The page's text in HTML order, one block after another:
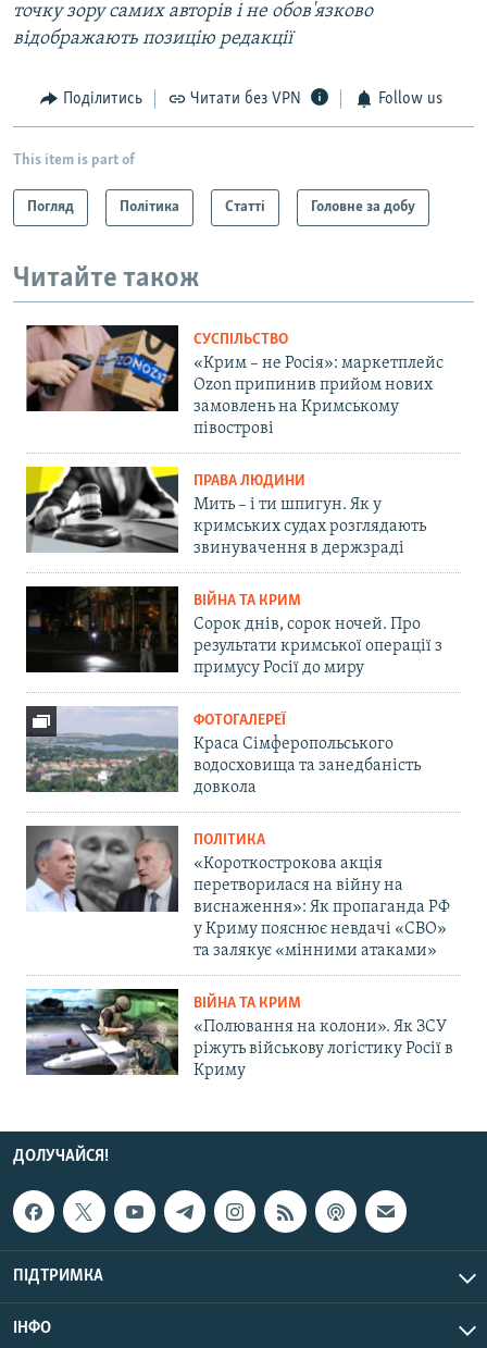
точку зору самих авторів і не обов'язково
відображають позицію редакції
Поділитись Читати без VPN Follow us
This item is part of
Погляд Політика Статті Головне за добу
Читайте також
СУСПІЛЬСТВО
«Крим – не Росія»: маркетплейс
Ozon припинив прийом нових
замовлень на Кримському
півострові
ПРАВА ЛЮДИНИ
Мить – і ти шпигун. Як у
кримських судах розглядають
звинувачення в держзраді
ВІЙНА ТА КРИМ
Сорок днів, сорок ночей. Про
результати кримської операції з
примусу Росії до миру
ФОТОГАЛЕРЕЇ
Краса Сімферопольського
водосховища та занедбаність
довкола
ПОЛІТИКА
«Короткострокова акція
перетворилася на війну на
виснаження»: Як пропаганда РФ
у Криму пояснює невдачі «СВО»
та залякує «мінними атаками»
ВІЙНА ТА КРИМ
«Полювання на колони». Як ЗСУ
ріжуть військову логістику Росії в
Криму
ДОЛУЧАЙСЯ!
ПІДТРИМКА
ІНФО